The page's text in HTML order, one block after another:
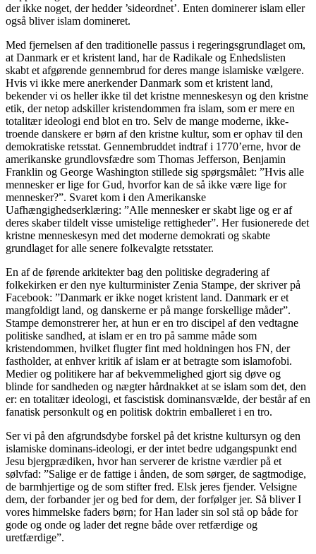
der ikke noget, der hedder ’sideordnet’. Enten dominerer islam eller
også bliver islam domineret.
Med fjernelsen af den traditionelle passus i regeringsgrundlaget om,
at Danmark er et kristent land, har de Radikale og Enhedslisten
skabt et afgørende gennembrud for deres mange islamiske vælgere.
Hvis vi ikke mere anerkender Danmark som et kristent land,
bekender vi os heller ikke til det kristne menneskesyn og den kristne
etik, der netop adskiller kristendommen fra islam, som er mere en
totalitær ideologi end blot en tro. Selv de mange moderne, ikke-
troende danskere er børn af den kristne kultur, som er ophav til den
demokratiske retsstat. Gennembruddet indtraf i 1770’erne, hvor de
amerikanske grundlovsfædre som Thomas Jefferson, Benjamin
Franklin og George Washington stillede sig spørgsmålet: ”Hvis alle
mennesker er lige for Gud, hvorfor kan de så ikke være lige for
mennesker?”. Svaret kom i den Amerikanske
Uafhængighedserklæring: ”Alle mennesker er skabt lige og er af
deres skaber tildelt visse umistelige rettigheder”. Her fusionerede det
kristne menneskesyn med det moderne demokrati og skabte
grundlaget for alle senere folkevalgte retsstater.
En af de førende arkitekter bag den politiske degradering af
folkekirken er den nye kulturminister Zenia Stampe, der skriver på
Facebook: ”Danmark er ikke noget kristent land. Danmark er et
mangfoldigt land, og danskerne er på mange forskellige måder”.
Stampe demonstrerer her, at hun er en tro discipel af den vedtagne
politiske sandhed, at islam er en tro på samme måde som
kristendommen, hvilket flugter fint med holdningen hos FN, der
fastholder, at enhver kritik af islam er at betragte som islamofobi.
Medier og politikere har af bekvemmelighed gjort sig døve og
blinde for sandheden og nægter hårdnakket at se islam som det, den
er: en totalitær ideologi, et fascistisk dominansvælde, der består af en
fanatisk personkult og en politisk doktrin emballeret i en tro.
Ser vi på den afgrundsdybe forskel på det kristne kultursyn og den
islamiske dominans-ideologi, er der intet bedre udgangspunkt end
Jesu bjergprædiken, hvor han serverer de kristne værdier på et
sølvfad: ”Salige er de fattige i ånden, de som sørger, de sagtmodige,
de barmhjertige og de som stifter fred. Elsk jeres fjender. Velsigne
dem, der forbander jer og bed for dem, der forfølger jer. Så bliver I
vores himmelske faders børn; for Han lader sin sol stå op både for
gode og onde og lader det regne både over retfærdige og
uretfærdige”.